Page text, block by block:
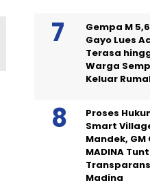
Gempa M
Gayo Lues
Terasa
Warga
Keluar
Proses
Smart
Mandek, GM
MADINA
Madina